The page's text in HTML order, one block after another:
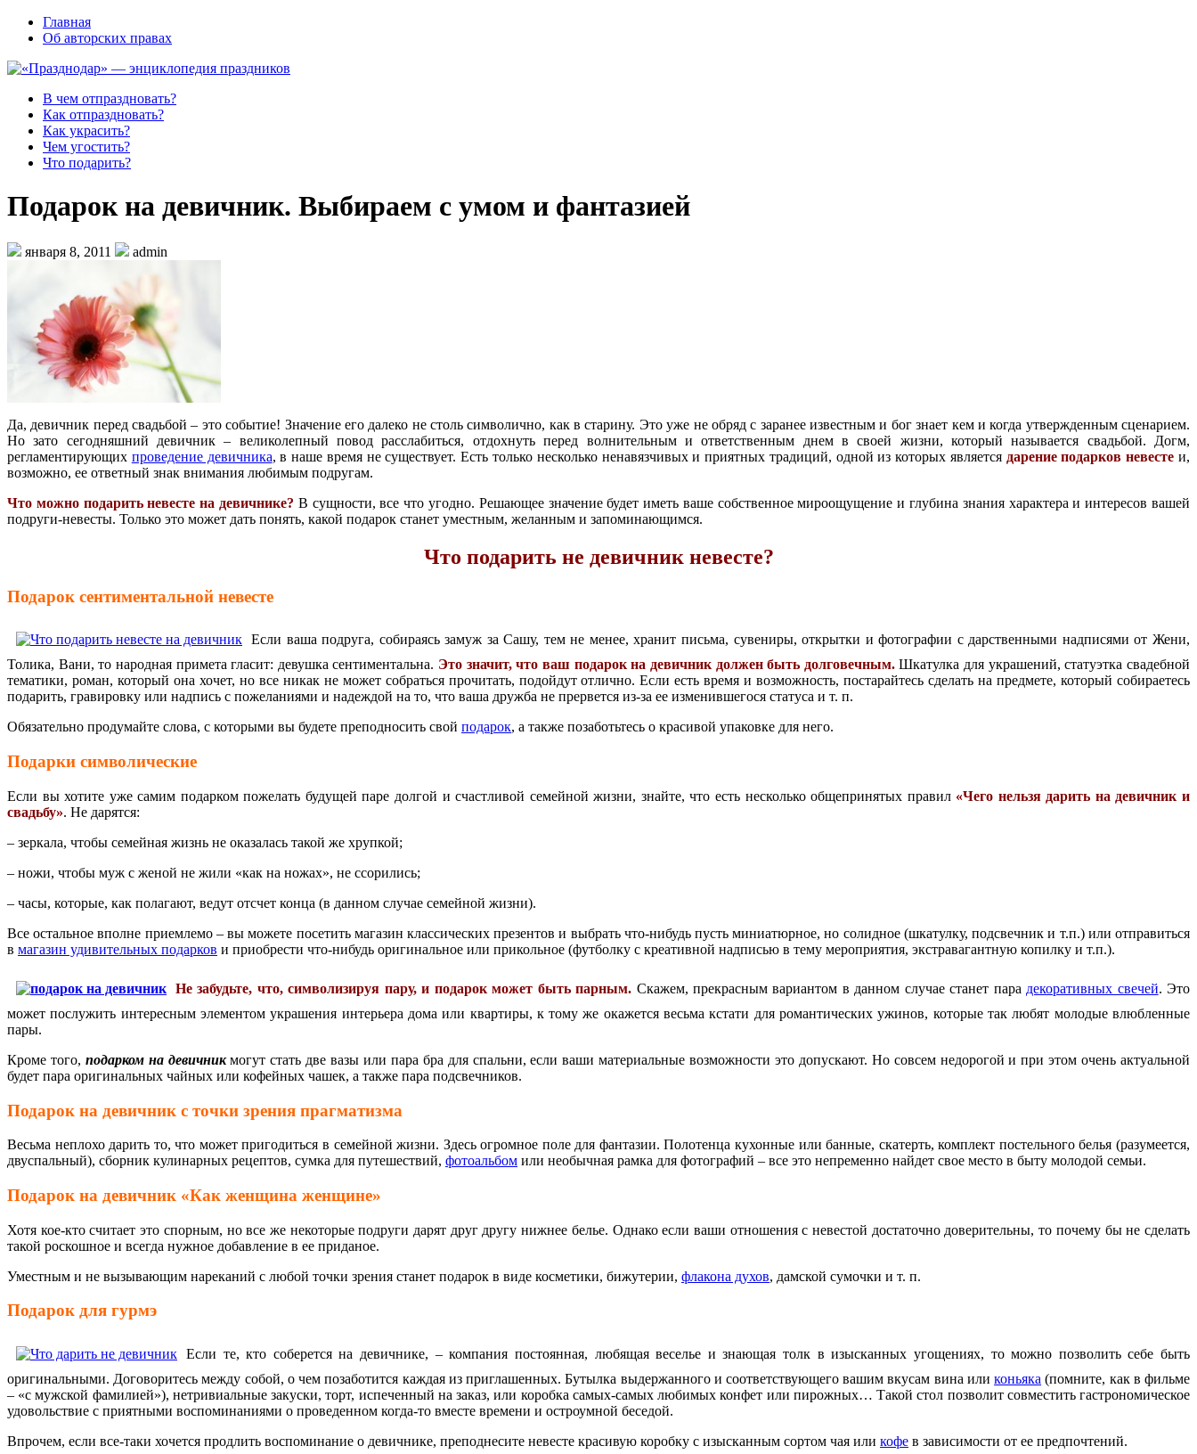
Главная
Об авторских правах
В чем отпраздновать?
Как отпраздновать?
Как украсить?
Чем угостить?
Что подарить?
Подарок на девичник. Выбираем с умом и фантазией
января 8, 2011 admin
Да, девичник перед свадьбой – это событие! Значение его далеко не столь символично, как в старину. Это уже не обряд с заранее известным и бог знает кем и когда утвержденным сценарием.
Но зато сегодняшний девичник – великолепный повод расслабиться, отдохнуть перед волнительным и ответственным днем в своей жизни, который называется свадьбой. Догм,
регламентирующих проведение девичника, в наше время не существует. Есть только несколько ненавязчивых и приятных традиций, одной из которых является дарение подарков невесте и,
возможно, ее ответный знак внимания любимым подругам.
Что можно подарить невесте на девичнике? В сущности, все что угодно. Решающее значение будет иметь ваше собственное мироощущение и глубина знания характера и интересов вашей
подруги-невесты. Только это может дать понять, какой подарок станет уместным, желанным и запоминающимся.
Что подарить не девичник невесте?
Подарок сентиментальной невесте
Если ваша подруга, собираясь замуж за Сашу, тем не менее, хранит письма, сувениры, открытки и фотографии с дарственными надписями от Жени,
Толика, Вани, то народная примета гласит: девушка сентиментальна. Это значит, что ваш подарок на девичник должен быть долговечным.Шкатулка для украшений, статуэтка свадебной
тематики, роман, который она хочет, но все никак не может собраться прочитать, подойдут отлично. Если есть время и возможность, постарайтесь сделать на предмете, который собираетесь
подарить, гравировку или надпись с пожеланиями и надеждой на то, что ваша дружба не прервется из-за ее изменившегося статуса и т. п.
Обязательно продумайте слова, с которыми вы будете преподносить свой подарок, а также позаботьтесь о красивой упаковке для него.
Подарки символические
Если вы хотите уже самим подарком пожелать будущей паре долгой и счастливой семейной жизни, знайте, что есть несколько общепринятых правил «Чего нельзя дарить на девичник и
свадьбу». Не дарятся:
– зеркала, чтобы семейная жизнь не оказалась такой же хрупкой;
– ножи, чтобы муж с женой не жили «как на ножах», не ссорились;
– часы, которые, как полагают, ведут отсчет конца (в данном случае семейной жизни).
Все остальное вполне приемлемо – вы можете посетить магазин классических презентов и выбрать что-нибудь пусть миниатюрное, но солидное (шкатулку, подсвечник и т.п.) или отправиться
в магазин удивительных подарков и приобрести что-нибудь оригинальное или прикольное (футболку с креативной надписью в тему мероприятия, экстравагантную копилку и т.п.).
Не забудьте, что, символизируя пару, и подарок может быть парным. Скажем, прекрасным вариантом в данном случае станет пара декоративных свечей. Это
может послужить интересным элементом украшения интерьера дома или квартиры, к тому же окажется весьма кстати для романтических ужинов, которые так любят молодые влюбленные
пары.
Кроме того, подарком на девичникмогут стать две вазы или пара бра для спальни, если ваши материальные возможности это допускают. Но совсем недорогой и при этом очень актуальной
будет пара оригинальных чайных или кофейных чашек, а также пара подсвечников.
Подарок на девичник с точки зрения прагматизма
Весьма неплохо дарить то, что может пригодиться в семейной жизни. Здесь огромное поле для фантазии. Полотенца кухонные или банные, скатерть, комплект постельного белья (разумеется,
двуспальный), сборник кулинарных рецептов, сумка для путешествий, фотоальбом или необычная рамка для фотографий – все это непременно найдет свое место в быту молодой семьи.
Подарок на девичник «Как женщина женщине»
Хотя кое-кто считает это спорным, но все же некоторые подруги дарят друг другу нижнее белье. Однако если ваши отношения с невестой достаточно доверительны, то почему бы не сделать
такой роскошное и всегда нужное добавление в ее приданое.
Уместным и не вызывающим нареканий с любой точки зрения станет подарок в виде косметики, бижутерии, флакона духов, дамской сумочки и т. п.
Подарок для гурмэ
Если те, кто соберется на девичнике, – компания постоянная, любящая веселье и знающая толк в изысканных угощениях, то можно позволить себе быть
оригинальными. Договоритесь между собой, о чем позаботится каждая из приглашенных. Бутылка выдержанного и соответствующего вашим вкусам вина иликоньяка (помните, как в фильме
– «с мужской фамилией»), нетривиальные закуски, торт, испеченный на заказ, или коробка самых-самых любимых конфет или пирожных… Такой стол позволит совместить гастрономическое
удовольствие с приятными воспоминаниями о проведенном когда-то вместе времени и остроумной беседой.
Впрочем, если все-таки хочется продлить воспоминание о девичнике, преподнесите невесте красивую коробку с изысканным сортом чая или кофе в зависимости от ее предпочтений.